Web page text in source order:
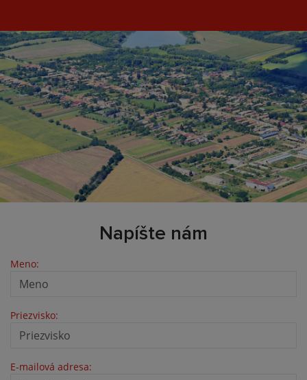
Napíšte nám
Meno:
Priezvisko:
E-mailová adresa: